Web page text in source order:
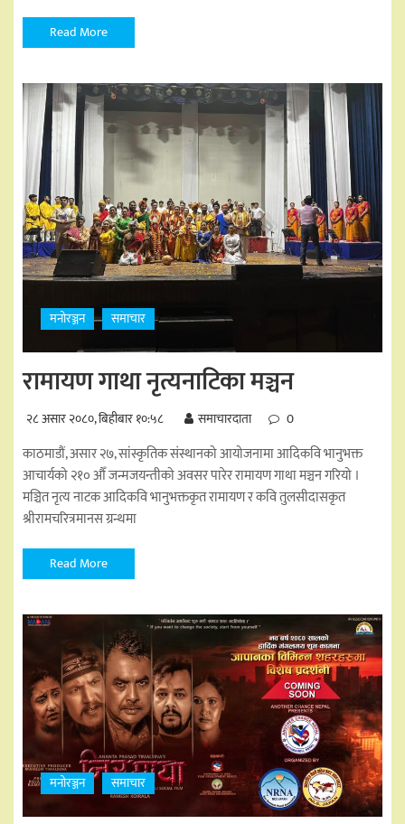
Read More
मनोरञ्जन समाचार
रामायण गाथा नृत्यनाटिका मञ्चन
२८ असार २०८०, बिहीबार १०:५८ समाचारदाता 0
काठमाडौं, असार २७, सांस्कृतिक संस्थानको आयोजनामा आदिकवि भानुभक्त
आचार्यको २१० औँ जन्मजयन्तीको अवसर पारेर रामायण गाथा मञ्चन गरियो ।
मञ्चित नृत्य नाटक आदिकवि भानुभक्तकृत रामायण र कवि तुलसीदासकृत
श्रीरामचरित्रमानस ग्रन्थमा
Read More
मनोरञ्जन समाचार